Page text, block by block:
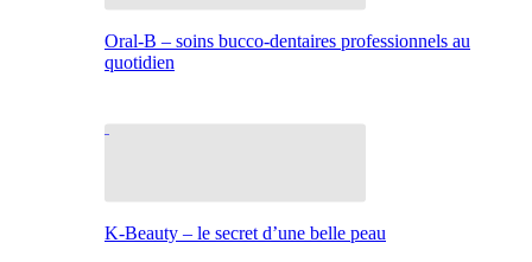
Oral-B – soins bucco-dentaires professionnels au
quotidien
K-Beauty – le secret d’une belle peau